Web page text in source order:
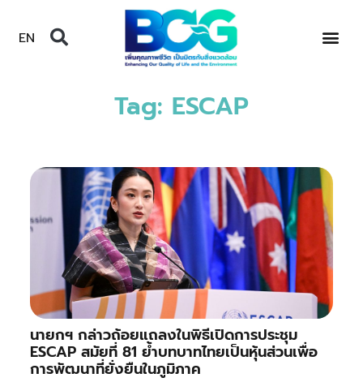
EN
Tag: ESCAP
นายกฯ กล่าวถ้อยแถลงในพิธีเปิดการประชุม
ESCAP สมัยที่ 81 ย้ำบทบาทไทยเป็นหุ้นส่วนเพื่อ
การพัฒนาที่ยั่งยืนในภูมิภาค